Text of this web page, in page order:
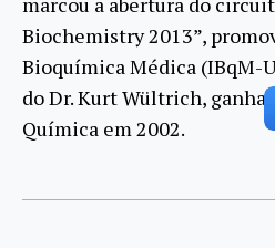
Biochemistry 2013”,
Bioquímica Médica (IBqM-
do Dr. Kurt Wültrich,
Química em 2002.